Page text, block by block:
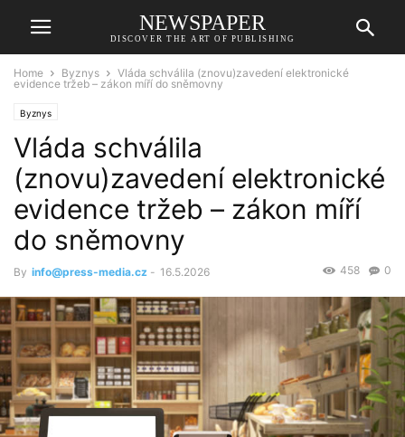
NEWSPAPER
DISCOVER THE ART OF PUBLISHING
Home Byznys
Vláda schválila (znovu)zavedení elektronické
evidence tržeb – zákon míří do sněmovny
Byznys
Vláda schválila
(znovu)zavedení elektronické
evidence tržeb – zákon míří
do sněmovny
By info@press-media.cz - 16.5.2026 0
458